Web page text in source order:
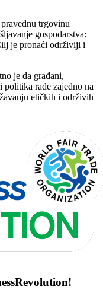
trgovinu
gospodarstva:
je pronaći održiviji i
je da građani,
rade zajedno na
etičkih i održivih